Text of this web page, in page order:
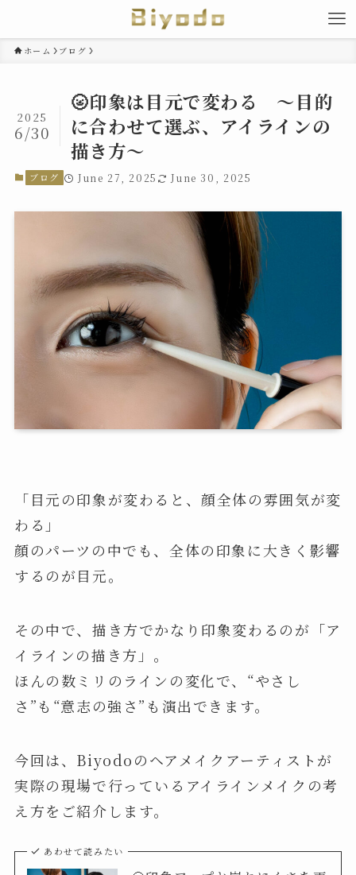
ホーム ブログ
🌝印象は目元で変わる 〜目的
に合わせて選ぶ、アイラインの
描き方〜
2025
6/30
ブログ June 27, 2025 June 30, 2025
「目元の印象が変わると、顔全体の雰囲気が変
わる」
顔のパーツの中でも、全体の印象に大きく影響
するのが目元。
その中で、描き方でかなり印象変わるのが「ア
イラインの描き方」。
ほんの数ミリのラインの変化で、“やさし
さ”も“意志の強さ”も演出できます。
今回は、Biyodoのヘアメイクアーティストが
実際の現場で行っているアイラインメイクの考
え方をご紹介します。
あわせて読みたい